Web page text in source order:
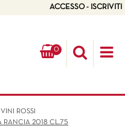
ACCESSO - ISCRIVITI
0
VINI ROSSI
RANCIA 2018 CL.75